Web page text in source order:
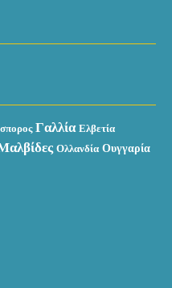
Γαλλία Ελβετία
Ολλανδία Ουγγαρία